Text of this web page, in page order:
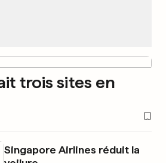
trois sites en
Singapore Airlines réduit la